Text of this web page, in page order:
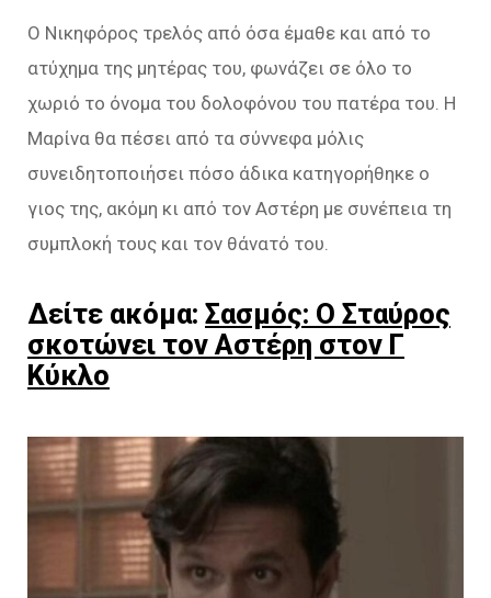
Ο Νικηφόρος τρελός από όσα έμαθε και από το
ατύχημα της μητέρας του, φωνάζει σε όλο το
χωριό το όνομα του δολοφόνου του πατέρα του. Η
Μαρίνα θα πέσει από τα σύννεφα μόλις
συνειδητοποιήσει πόσο άδικα κατηγορήθηκε ο
γιος της, ακόμη κι από τον Αστέρη με συνέπεια τη
συμπλοκή τους και τον θάνατό του.
Δείτε ακόμα: Σασμός: Ο Σταύρος
σκοτώνει τον Αστέρη στον Γ
Κύκλο